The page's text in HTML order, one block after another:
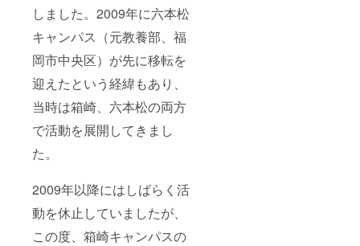
しました。2009年に六本松
キャンパス（元教養部、福
岡市中央区）が先に移転を
迎えたという経緯もあり、
当時は箱崎、六本松の両方
で活動を展開してきまし
た。
2009年以降にはしばらく活
動を休止していましたが、
この度、箱崎キャンパスの